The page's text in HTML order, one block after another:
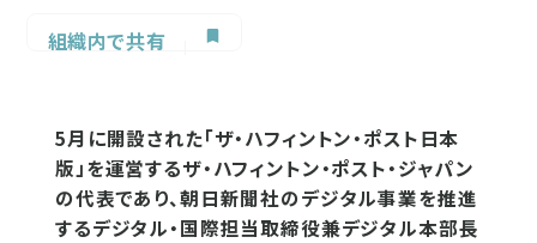
組織内で共有
5月に開設された「ザ・ハフィントン・ポスト日本
版」を運営するザ・ハフィントン・ポスト・ジャパン
の代表であり、朝日新聞社のデジタル事業を推進
するデジタル・国際担当取締役兼デジタル本部長